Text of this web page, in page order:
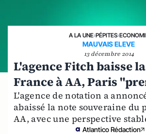
A LA UNE›PÉPITES›
MAUVAIS ELEVE
13 décembre 2014
L'agence Fitch baisse
France à AA, Paris
L'agence de notation a
abaissé la note souveraine du
AA, avec une perspective
Atlantico Rédaction